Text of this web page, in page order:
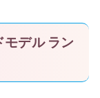
モデル ラン